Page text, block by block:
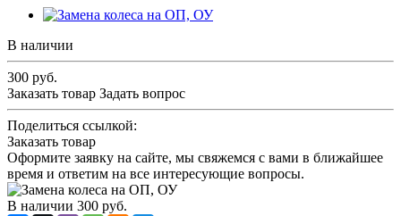
В наличии
300 руб.
Заказать товар Задать вопрос
Поделиться ссылкой:
Заказать товар
Оформите заявку на сайте, мы свяжемся с вами в ближайшее
время и ответим на все интересующие вопросы.
В наличии 300 руб.